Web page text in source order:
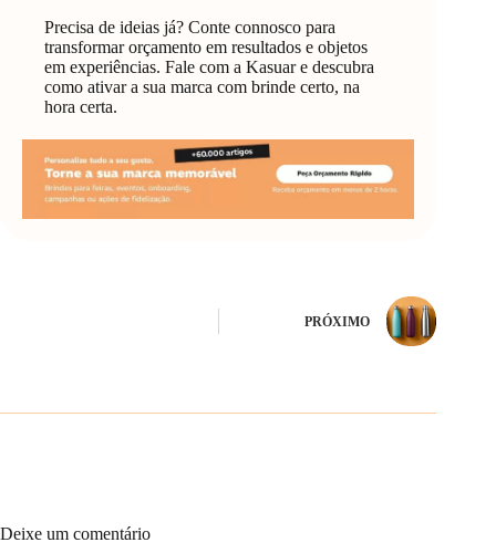
Precisa de ideias já? Conte connosco para
transformar orçamento em resultados e objetos
em experiências. Fale com a Kasuar e descubra
como ativar a sua marca com brinde certo, na
hora certa.
PRÓXIMO
Deixe um comentário